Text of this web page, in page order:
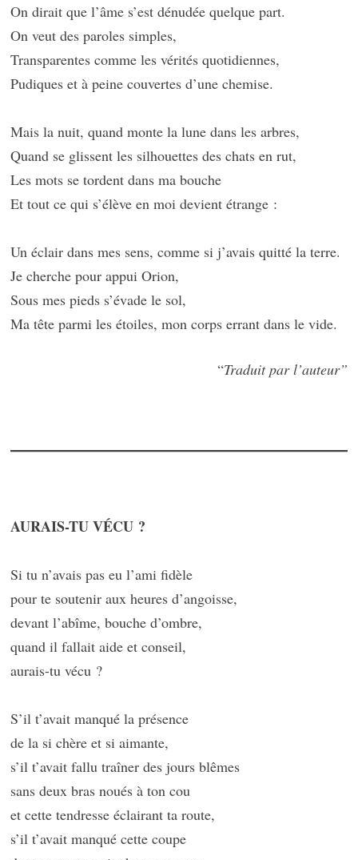
On dirait que l’âme s’est dénudée quelque part.
On veut des paroles simples,
Transparentes comme les vérités quotidiennes,
Pudiques et à peine couvertes d’une chemise.
Mais la nuit, quand monte la lune dans les arbres,
Quand se glissent les silhouettes des chats en rut,
Les mots se tordent dans ma bouche
Et tout ce qui s’élève en moi devient étrange :
Un éclair dans mes sens, comme si j’avais quitté la terre.
Je cherche pour appui Orion,
Sous mes pieds s’évade le sol,
Ma tête parmi les étoiles, mon corps errant dans le vide.
“Traduit par l’auteur”
AURAIS-TU VÉCU ?
Si tu n’avais pas eu l’ami fidèle
pour te soutenir aux heures d’angoisse,
devant l’abîme, bouche d’ombre,
quand il fallait aide et conseil,
aurais-tu vécu ?
S’il t’avait manqué la présence
de la si chère et si aimante,
s’il t’avait fallu traîner des jours blêmes
sans deux bras noués à ton cou
et cette tendresse éclairant ta route,
s’il t’avait manqué cette coupe